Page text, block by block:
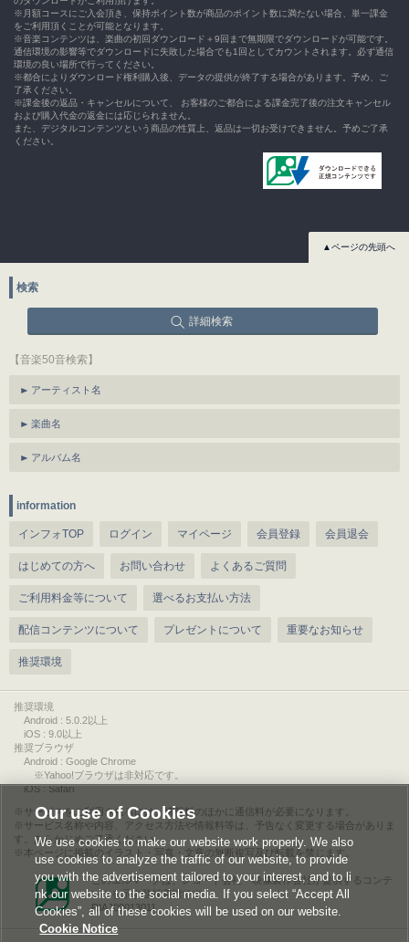
※月額コースにご入会頂き、保持ポイント数が商品のポイント数に満たない場合、単一課金
をご利用頂くことが可能となります。
※音楽コンテンツは、楽曲の初回ダウンロード＋9回まで無期限でダウンロードが可能です。
通信環境の影響等でダウンロードに失敗した場合でも1回としてカウントされます。必ず通信
環境の良い場所で行ってください。
※都合によりダウンロード権利購入後、データの提供が終了する場合があります。予め、ご
了承ください。
※課金後の返品・キャンセルについて、 お客様のご都合による課金完了後の注文キャンセル
および購入代金の返金には応じられません。
また、デジタルコンテンツという商品の性質上、返品は一切お受けできません。予めご了承
ください。
▲ページの先頭へ
検索
詳細検索
【音楽50音検索】
アーティスト名
楽曲名
アルバム名
information
インフォTOP ログイン マイページ 会員登録 会員退会
はじめての方へ お問い合わせ よくあるご質問
ご利用料金等について 選べるお支払い方法
配信コンテンツについて プレゼントについて 重要なお知らせ
推奨環境
推奨環境
Android : 5.0.2以上
iOS : 9.0以上
推奨ブラウザ
Android : Google Chrome
※Yahoo!ブラウザは非対応です。
iOS : Safari
サービスをご利用されるには、情報料のほかに通信料が必要になります。
サービス名称や内容、アクセス方法や情報料等は、予告なく変更する場合がありま
す。あらかじめご了承ください。
本ページに掲載のイラスト・写真・文章の無断複写及び転載を禁じます。
このエルマークは、レコード会社・映像製作会社が提供するコンテ
ンツを示す登録商標です。
RIAJ00013011
Our use of Cookies
We use cookies to make our website work properly. We also
use cookies to analyze the traffic of our website, to provide
you with the advertisement tailored to your interest, and to li
nk our website to the social media. If you select “Accept All
Cookies”, all of these cookies will be used on our website.
Cookie Notice